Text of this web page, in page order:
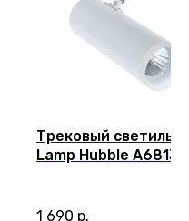
Трековый
Lamp Hubble
1 690 р.